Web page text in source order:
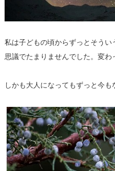
私は子どもの頃からずっとそう
思議でたまりませんでした。変わ
しかも大人になってもずっと今も